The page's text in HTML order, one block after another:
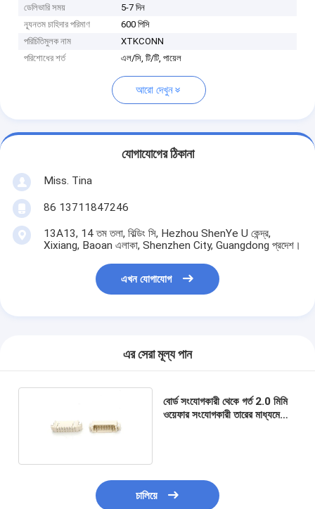
ডেলিভারি সময়
5-7 দিন
ন্যূনতম চাহিদার পরিমাণ
600 পিসি
পরিচিতিমুলক নাম
XTKCONN
পরিশোধের শর্ত
এল/সি, টি/টি, পায়েল
আরো দেখুন
যোগাযোগের ঠিকানা
Miss. Tina
86 13711847246
13A13, 14 তম তলা, বিল্ডিং সি, Hezhou ShenYe U কেন্দ্র,
Xixiang, Baoan এলাকা, Shenzhen City, Guangdong প্রদেশ।
এখন যোগাযোগ
এর সেরা মূল্য পান
বোর্ড সংযোগকারী থেকে গর্ত 2.0 মিমি
ওয়েফার সংযোগকারী তারের মাধ্যমে
চালিয়ে